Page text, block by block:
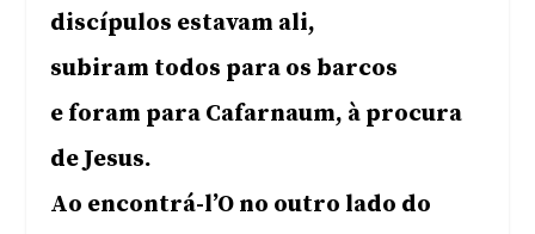
discípulos estavam ali,
subiram todos para os barcos
e foram para Cafarnaum, à procura
de Jesus.
Ao encontrá-l’O no outro lado do